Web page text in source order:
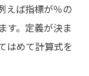
えば指標が％の
す。定義が決ま
はめて計算式を